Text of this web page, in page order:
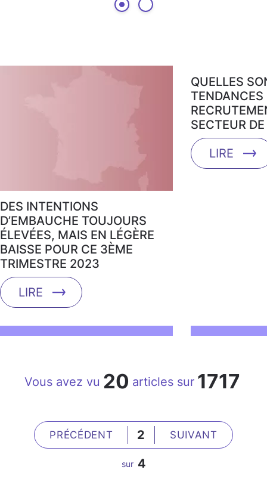
DES INTENTIONS
D’EMBAUCHE TOUJOURS
ÉLEVÉES, MAIS EN LÉGÈRE
BAISSE POUR CE 3ÈME
TRIMESTRE 2023
LIRE
QUELLES
TENDANCES
SECTEUR
LIRE
Vous avez vu 20 articles sur 1717
PRÉCÉDENT 2 SUIVANT
sur 4